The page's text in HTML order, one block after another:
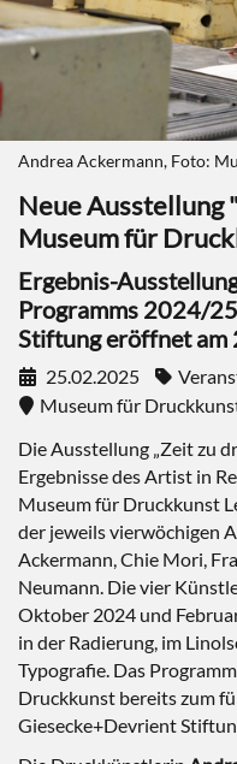
Andrea Ackermann, Foto:
Neue Ausstellung
Museum für
Ergebnis-
Programms 2024/
Stiftung eröffnet am
25.02.2025
Museum für
Die Ausstellung „Zeit zu
Ergebnisse des Artist in
Museum für Druckkunst
der jeweils vierwöchigen
Ackermann, Chie Mori,
Neumann. Die vier
Oktober 2024 und
in der Radierung, im
Typografie. Das
Druckkunst bereits zum
Giesecke+Devrient